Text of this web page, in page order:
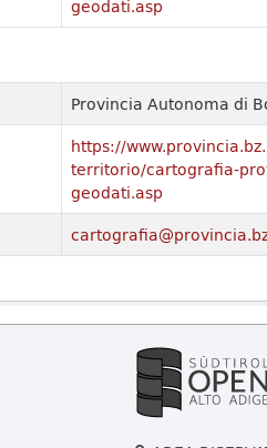
geodati.asp
Provincia Autonoma di
https://
territorio/cartografia-
geodati.asp